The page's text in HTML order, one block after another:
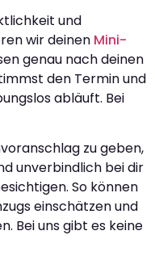
und
wir deinen Mini-
genau nach deinen
den Termin und
abläuft. Bei
zu geben,
unverbindlich bei dir
So können
einschätzen und
Bei uns gibt es keine